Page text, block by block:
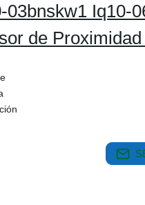
03bnskw1 Iq10-
de